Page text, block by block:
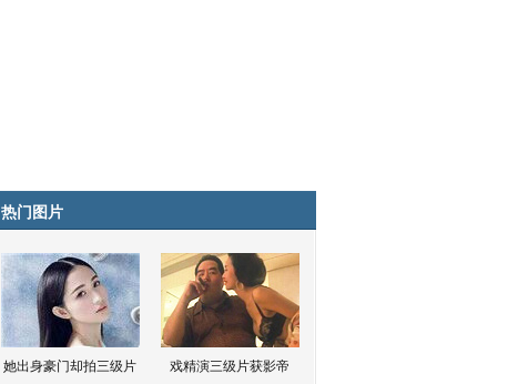
热门图片
她出身豪门却拍三级片 戏精演三级片获影帝